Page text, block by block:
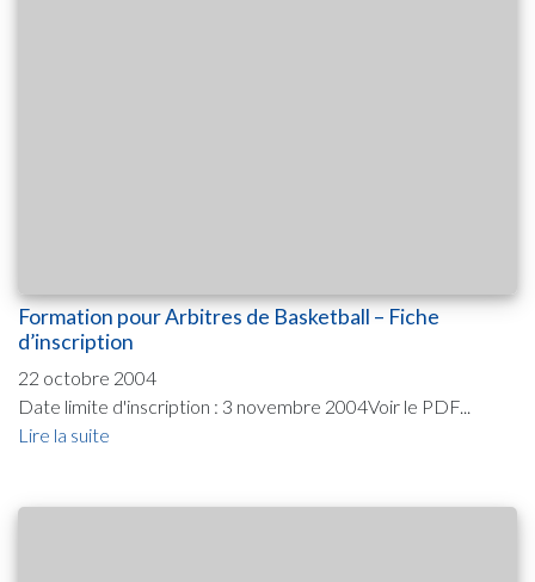
Formation pour Arbitres de Basketball – Fiche
d’inscription
22 octobre 2004
Date limite d'inscription : 3 novembre 2004Voir le PDF...
Lire la suite